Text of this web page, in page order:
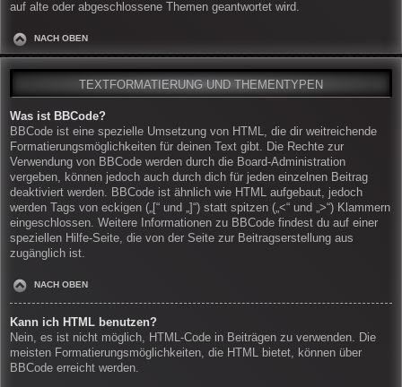
auf alte oder abgeschlossene Themen geantwortet wird.
NACH OBEN
TEXTFORMATIERUNG UND THEMENTYPEN
Was ist BBCode?
BBCode ist eine spezielle Umsetzung von HTML, die dir weitreichende
Formatierungsmöglichkeiten für deinen Text gibt. Die Rechte zur
Verwendung von BBCode werden durch die Board-Administration
vergeben, können jedoch auch durch dich für jeden einzelnen Beitrag
deaktiviert werden. BBCode ist ähnlich wie HTML aufgebaut, jedoch
werden Tags von eckigen („[“ und „]“) statt spitzen („<“ und „>“) Klammern
eingeschlossen. Weitere Informationen zu BBCode findest du auf einer
speziellen Hilfe-Seite, die von der Seite zur Beitragserstellung aus
zugänglich ist.
NACH OBEN
Kann ich HTML benutzen?
Nein, es ist nicht möglich, HTML-Code in Beiträgen zu verwenden. Die
meisten Formatierungsmöglichkeiten, die HTML bietet, können über
BBCode erreicht werden.